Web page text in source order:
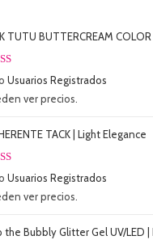
TUTU BUTTERCREAM COLOR
5.00
Usuarios Registrados
ver precios.
TACK | Light Elegance
5.00
Usuarios Registrados
ver precios.
the Bubbly Glitter Gel UV/LED |